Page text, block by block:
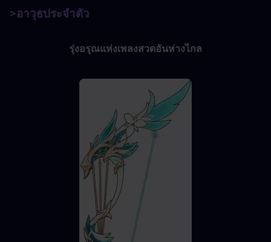
>อาวุธประจำตัว
รุ่งอรุณแห่งเพลงสวดอันห่างไกล